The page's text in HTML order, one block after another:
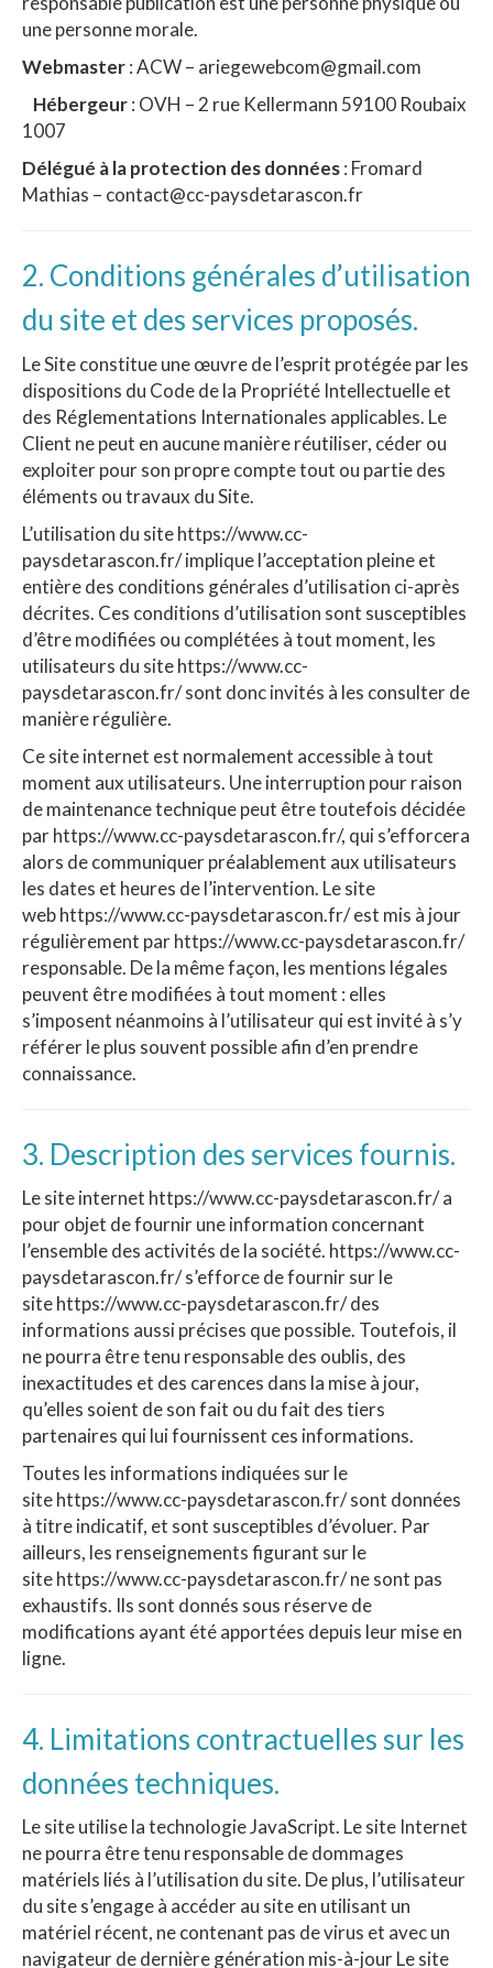
une personne morale.
Webmaster: ACW – ariegewebcom@gmail.com
Hébergeur: OVH – 2 rue Kellermann 59100 Roubaix
1007
Délégué à la protection des données: Fromard
Mathias – contact@cc-paysdetarascon.fr
2. Conditions générales d’utilisation
du site et des services proposés.
Le Site constitue une œuvre de l’esprit protégée par les
dispositions du Code de la Propriété Intellectuelle et
des Réglementations Internationales applicables. Le
Client ne peut en aucune manière réutiliser, céder ou
exploiter pour son propre compte tout ou partie des
éléments ou travaux du Site.
L’utilisation du site https://www.cc-
paysdetarascon.fr/ implique l’acceptation pleine et
entière des conditions générales d’utilisation ci-après
décrites. Ces conditions d’utilisation sont susceptibles
d’être modifiées ou complétées à tout moment, les
utilisateurs du site https://www.cc-
paysdetarascon.fr/ sont donc invités à les consulter de
manière régulière.
Ce site internet est normalement accessible à tout
moment aux utilisateurs. Une interruption pour raison
de maintenance technique peut être toutefois décidée
par https://www.cc-paysdetarascon.fr/, qui s’efforcera
alors de communiquer préalablement aux utilisateurs
les dates et heures de l’intervention. Le site
web https://www.cc-paysdetarascon.fr/ est mis à jour
régulièrement par https://www.cc-paysdetarascon.fr/
responsable. De la même façon, les mentions légales
peuvent être modifiées à tout moment : elles
s’imposent néanmoins à l’utilisateur qui est invité à s’y
référer le plus souvent possible afin d’en prendre
connaissance.
3. Description des services fournis.
Le site internet https://www.cc-paysdetarascon.fr/ a
pour objet de fournir une information concernant
l’ensemble des activités de la société. https://www.cc-
paysdetarascon.fr/ s’efforce de fournir sur le
site https://www.cc-paysdetarascon.fr/ des
informations aussi précises que possible. Toutefois, il
ne pourra être tenu responsable des oublis, des
inexactitudes et des carences dans la mise à jour,
qu’elles soient de son fait ou du fait des tiers
partenaires qui lui fournissent ces informations.
Toutes les informations indiquées sur le
site https://www.cc-paysdetarascon.fr/ sont données
à titre indicatif, et sont susceptibles d’évoluer. Par
ailleurs, les renseignements figurant sur le
site https://www.cc-paysdetarascon.fr/ ne sont pas
exhaustifs. Ils sont donnés sous réserve de
modifications ayant été apportées depuis leur mise en
ligne.
4. Limitations contractuelles sur les
données techniques.
Le site utilise la technologie JavaScript. Le site Internet
ne pourra être tenu responsable de dommages
matériels liés à l’utilisation du site. De plus, l’utilisateur
du site s’engage à accéder au site en utilisant un
matériel récent, ne contenant pas de virus et avec un
navigateur de dernière génération mis-à-jour Le site